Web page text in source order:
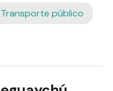
Transporte público